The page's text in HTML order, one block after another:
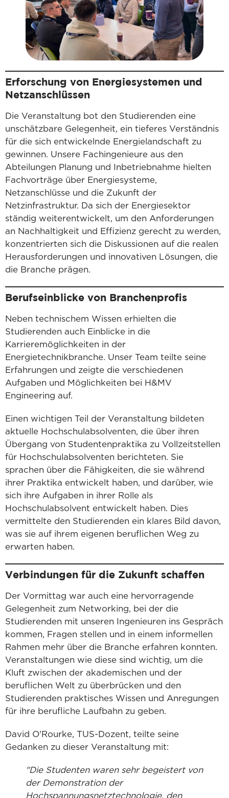
Erforschung von Energiesystemen und
Netzanschlüssen
Die Veranstaltung bot den Studierenden eine
unschätzbare Gelegenheit, ein tieferes Verständnis
für die sich entwickelnde Energielandschaft zu
gewinnen. Unsere Fachingenieure aus den
Abteilungen Planung und Inbetriebnahme hielten
Fachvorträge über Energiesysteme,
Netzanschlüsse und die Zukunft der
Netzinfrastruktur. Da sich der Energiesektor
ständig weiterentwickelt, um den Anforderungen
an Nachhaltigkeit und Effizienz gerecht zu werden,
konzentrierten sich die Diskussionen auf die realen
Herausforderungen und innovativen Lösungen, die
die Branche prägen.
Berufseinblicke von Branchenprofis
Neben technischem Wissen erhielten die
Studierenden auch Einblicke in die
Karrieremöglichkeiten in der
Energietechnikbranche. Unser Team teilte seine
Erfahrungen und zeigte die verschiedenen
Aufgaben und Möglichkeiten bei H&MV
Engineering auf.
Einen wichtigen Teil der Veranstaltung bildeten
aktuelle Hochschulabsolventen, die über ihren
Übergang von Studentenpraktika zu Vollzeitstellen
für Hochschulabsolventen berichteten. Sie
sprachen über die Fähigkeiten, die sie während
ihrer Praktika entwickelt haben, und darüber, wie
sich ihre Aufgaben in ihrer Rolle als
Hochschulabsolvent entwickelt haben. Dies
vermittelte den Studierenden ein klares Bild davon,
was sie auf ihrem eigenen beruflichen Weg zu
erwarten haben.
Verbindungen für die Zukunft schaffen
Der Vormittag war auch eine hervorragende
Gelegenheit zum Networking, bei der die
Studierenden mit unseren Ingenieuren ins Gespräch
kommen, Fragen stellen und in einem informellen
Rahmen mehr über die Branche erfahren konnten.
Veranstaltungen wie diese sind wichtig, um die
Kluft zwischen der akademischen und der
beruflichen Welt zu überbrücken und den
Studierenden praktisches Wissen und Anregungen
für ihre berufliche Laufbahn zu geben.
David O'Rourke, TUS-Dozent, teilte seine
Gedanken zu dieser Veranstaltung mit:
"Die Studenten waren sehr begeistert von
der Demonstration der
Hochspannungsnetztechnologie, den